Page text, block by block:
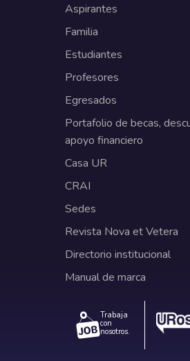
Aspirantes
Familia
Estudiantes
Profesores
Egresados
Portafolio de becas,
apoyo financiero
Casa UR
CRAI
Sedes
Revista Nova et Vetera
Directorio institucional
Manual de marca
Trabaja
con
nosotros.